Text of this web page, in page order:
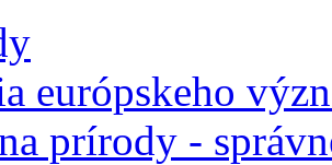
európskeho
prírody -